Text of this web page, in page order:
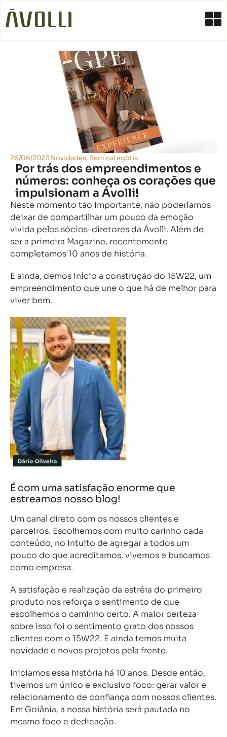
26/06/2023Novidades,Sem categoria
Por trás dos empreendimentos e
números: conheça os corações que
impulsionam a Ávolli!
Neste momento tão importante, não poderíamos
deixar de compartilhar um pouco da emoção
vivida pelos sócios-diretores da Ávolli. Além de
ser a primeira Magazine, recentemente
completamos 10 anos de história.
E ainda, demos início a construção do 15W22, um
empreendimento que une o que há de melhor para
viver bem.
É com uma satisfação enorme que
estreamos nosso blog!
Um canal direto com os nossos clientes e
parceiros. Escolhemos com muito carinho cada
conteúdo, no intuito de agregar a todos um
pouco do que acreditamos, vivemos e buscamos
como empresa.
A satisfação e realização da estréia do primeiro
produto nos reforça o sentimento de que
escolhemos o caminho certo. A maior certeza
sobre isso foi o sentimento grato dos nossos
clientes com o 15W22. E ainda temos muita
novidade e novos projetos pela frente.
Iniciamos essa história há 10 anos. Desde então,
tivemos um único e exclusivo foco: gerar valor e
relacionamento de confiança com nossos clientes.
Em Goiânia, a nossa história será pautada no
mesmo foco e dedicação.